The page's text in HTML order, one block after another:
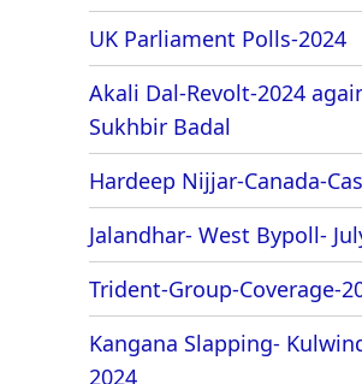
UK Parliament Polls-2024
Akali Dal-Revolt-2024
Sukhbir Badal
Hardeep Nijjar-Canada-
Jalandhar- West Bypoll-
Trident-Group-Coverage-
Kangana Slapping-
2024